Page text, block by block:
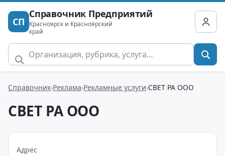
СП
Справочник Предприятий
Красноярск и Красноярский
край
Справочник Реклама Рекламные услуги СВЕТ РА ООО
СВЕТ РА ООО
Адрес